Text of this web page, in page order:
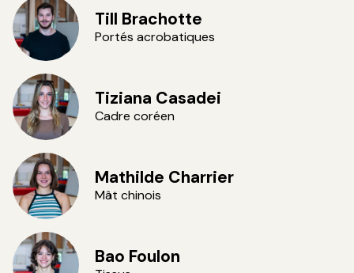
©VincentVDH
©Vincent
VDH
Till Brachotte
Portés acrobatiques
©VincentVDH
Tiziana Casadei
Cadre coréen
©VincentVDH
Mathilde Charrier
Mât chinois
Bao Foulon